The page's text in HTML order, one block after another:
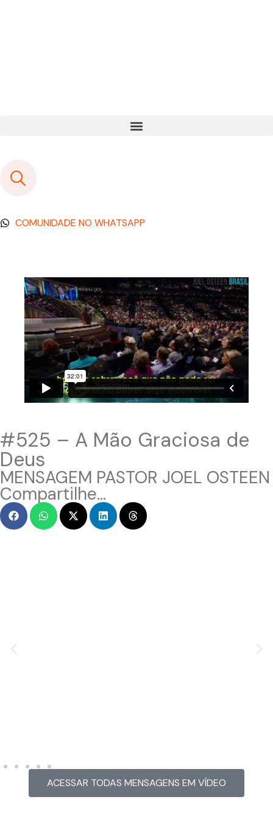
COMUNIDADE NO WHATSAPP
#525 – A Mão Graciosa de
Deus
MENSAGEM PASTOR JOEL OSTEEN
Compartilhe...
ACESSAR TODAS MENSAGENS EM VÍDEO